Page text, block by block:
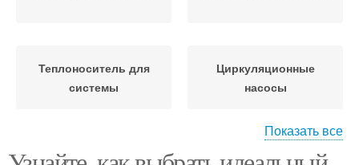
Теплоноситель для
системы
Циркуляционные
насосы
Показать все